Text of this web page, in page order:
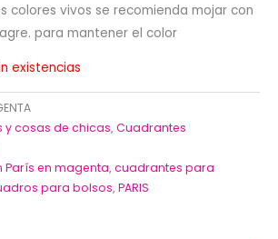
colores vivos se recomienda mojar con
para mantener el color
existencias
y cosas de chicas,Cuadrantes
París en magenta,cuadrantes para
para bolsos,PARIS